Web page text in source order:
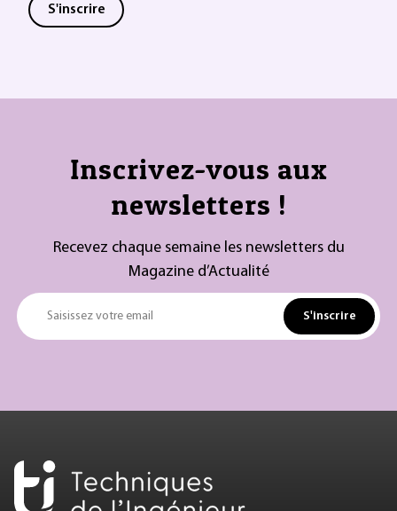
S'inscrire
Inscrivez-vous aux
newsletters !
Recevez chaque semaine les newsletters du
Magazine d’Actualité
Saisissez votre email S'inscrire